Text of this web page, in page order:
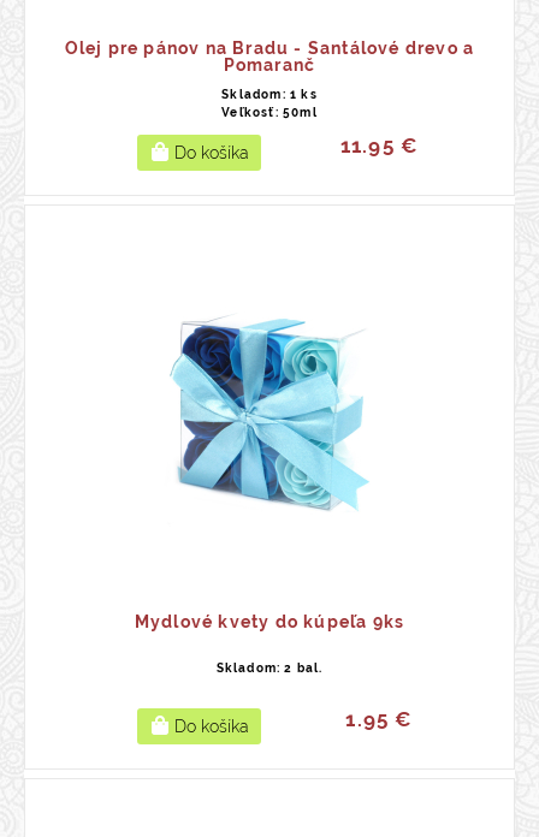
Olej pre pánov na Bradu - Santálové drevo a
Pomaranč
Skladom: 1 ks
Veľkosť: 50ml
11.95 €
Mydlové kvety do kúpeľa 9ks
Skladom: 2 bal.
1.95 €